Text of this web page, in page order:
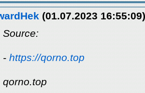
(01.07.2023 16:55:09)
Source:
- https://qorno.top
qorno.top